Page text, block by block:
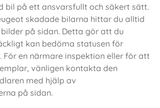
bil på ett ansvarsfullt och säkert sätt.
skadade bilarna hittar du alltid
på sidan. Detta gör att du
kan bedöma statusen för
För en närmare inspektion eller för att
vänligen kontakta den
med hjälp av
på sidan.